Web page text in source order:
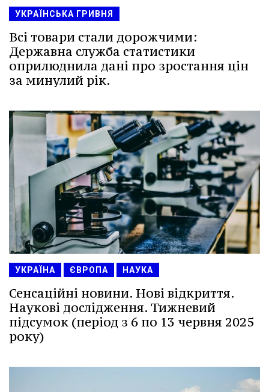
УКРАЇНСЬКА ГРИВНЯ
Всі товари стали дорожчими:
Державна служба статистики
оприлюднила дані про зростання цін
за минулий рік.
УКРАЇНА ЄВРОПА НАУКА
Сенсаційні новини. Нові відкриття.
Наукові дослідження. Тижневий
підсумок (період з 6 по 13 червня 2025
року)